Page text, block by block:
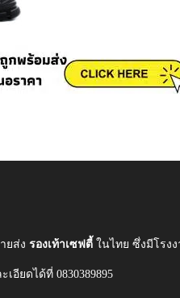
ยส่งรองเท้าเซฟตี้ในไทย ซึ่งมีโรง
อียดได้ที่ 0830389895